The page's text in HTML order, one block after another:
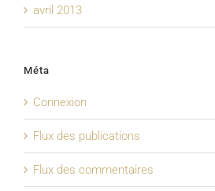
avril 2013
Méta
Connexion
Flux des publications
Flux des commentaires